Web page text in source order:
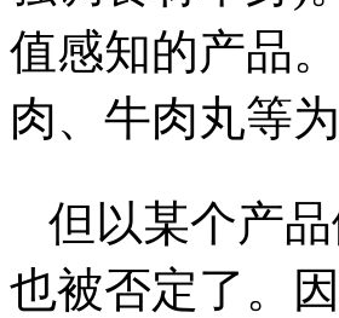
值感知的产品
肉、牛肉丸等
但以某个产
也被否定了。